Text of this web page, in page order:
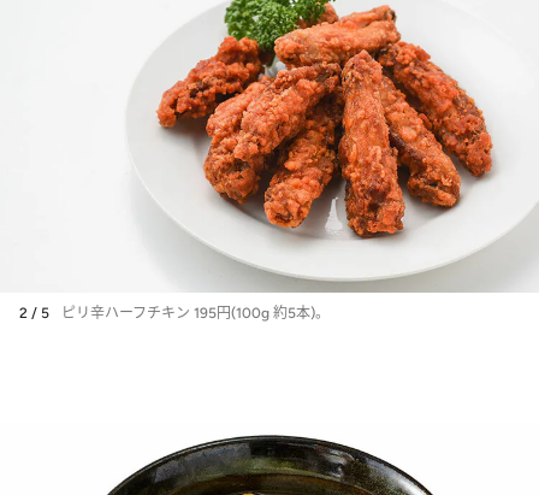
2 / 5 ピリ辛ハーフチキン 195円(100g 約5本)。